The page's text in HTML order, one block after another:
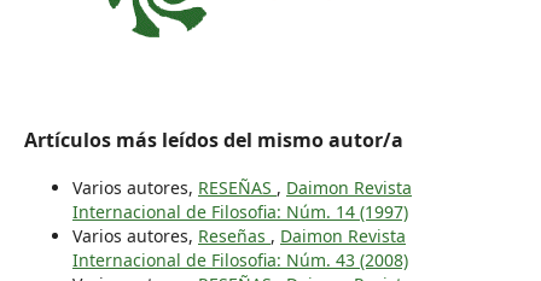
Artículos más leídos del mismo autor/a
Varios autores, RESEÑAS , Daimon Revista
Internacional de Filosofia: Núm. 14 (1997)
Varios autores, Reseñas , Daimon Revista
Internacional de Filosofia: Núm. 43 (2008)